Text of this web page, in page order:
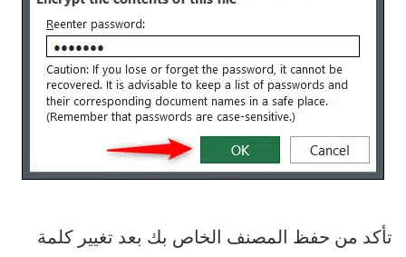
تأكد من حفظ المصنف الخاص بك بعد تغيير كلمة